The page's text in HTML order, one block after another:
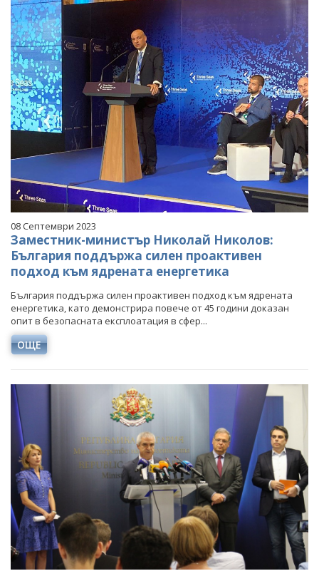
08 Септември 2023
Заместник-министър Николай Николов:
България поддържа силен проактивен
подход към ядрената енергетика
България поддържа силен проактивен подход към ядрената
енергетика, като демонстрира повече от 45 години доказан
опит в безопасната експлоатация в сфер...
ОЩЕ